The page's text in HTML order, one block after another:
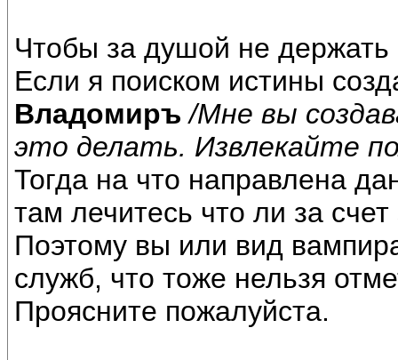
Чтобы за душой не
Если я поиском истины
Владомиръ /Мне вы
это делать. Извлекайте
Тогда на что направлена
там лечитесь что ли за счет
Поэтому вы или вид
служб, что тоже нельзя
Проясните пожалуйста.